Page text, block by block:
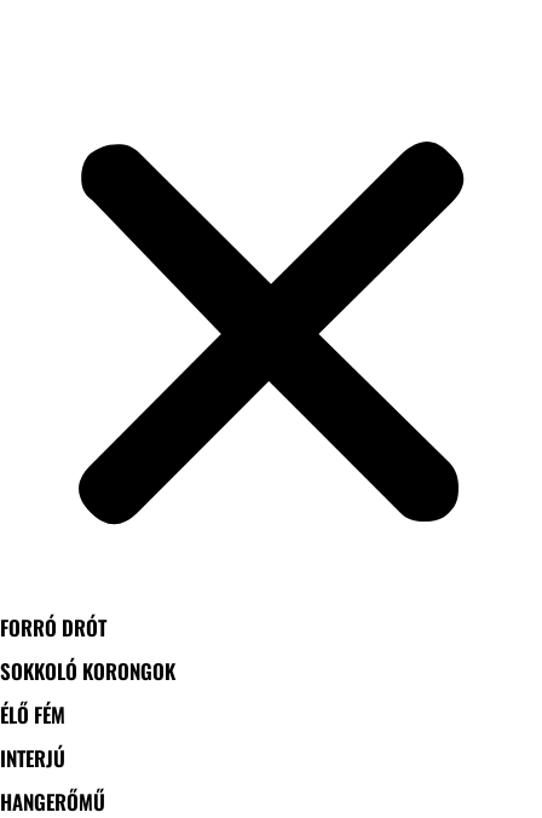
FORRÓ DRÓT
SOKKOLÓ KORONGOK
ÉLŐ FÉM
INTERJÚ
HANGERŐMŰ